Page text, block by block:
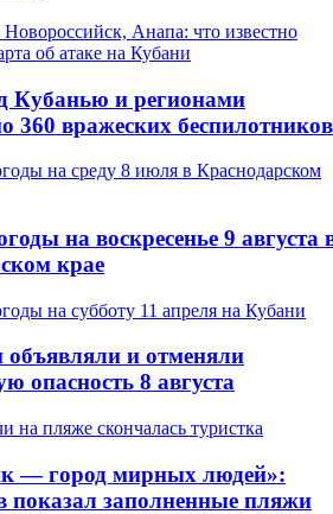
Кубанью и регионами
360 вражеских беспилотников
на воскресенье 9 августа
крае
и отменяли
опасность 8 августа
— город мирных людей»:
показал заполненные пляжи